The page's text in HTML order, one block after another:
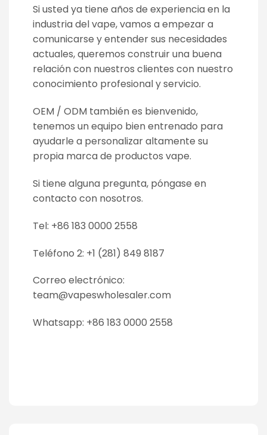
Si usted ya tiene años de experiencia en la
industria del vape, vamos a empezar a
comunicarse y entender sus necesidades
actuales, queremos construir una buena
relación con nuestros clientes con nuestro
conocimiento profesional y servicio.
OEM / ODM también es bienvenido,
tenemos un equipo bien entrenado para
ayudarle a personalizar altamente su
propia marca de productos vape.
Si tiene alguna pregunta, póngase en
contacto con nosotros.
Tel: +86 183 0000 2558
Teléfono 2: +1 (281) 849 8187
Correo electrónico:
team@vapeswholesaler.com
Whatsapp: +86 183 0000 2558